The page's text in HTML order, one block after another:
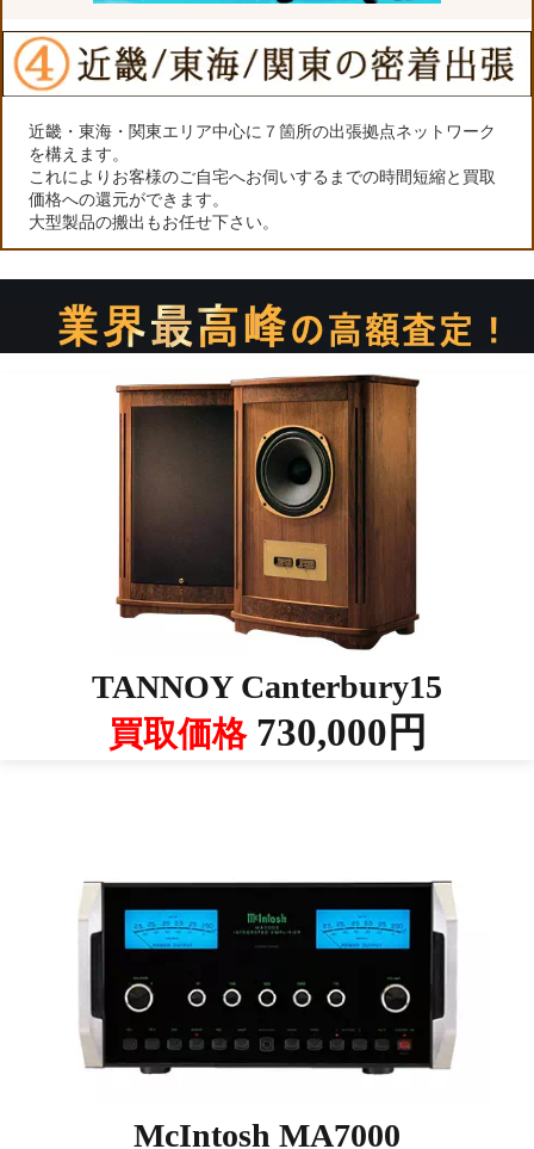
近畿・東海・関東エリア中心に７箇所の出張拠点ネットワーク
を構えます。
これによりお客様のご自宅へお伺いするまでの時間短縮と買取
価格への還元ができます。
大型製品の搬出もお任せ下さい。
TANNOY Canterbury15
買取価格730,000円
McIntosh MA7000